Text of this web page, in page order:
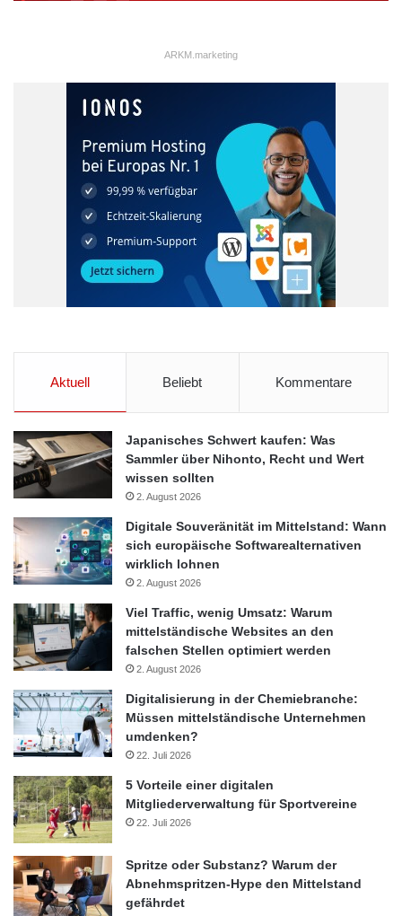
ARKM.marketing
Aktuell Beliebt Kommentare
Japanisches Schwert kaufen: Was
Sammler über Nihonto, Recht und Wert
wissen sollten
2. August 2026
Digitale Souveränität im Mittelstand: Wann
sich europäische Softwarealternativen
wirklich lohnen
2. August 2026
Viel Traffic, wenig Umsatz: Warum
mittelständische Websites an den
falschen Stellen optimiert werden
2. August 2026
Digitalisierung in der Chemiebranche:
Müssen mittelständische Unternehmen
umdenken?
22. Juli 2026
5 Vorteile einer digitalen
Mitgliederverwaltung für Sportvereine
22. Juli 2026
Spritze oder Substanz? Warum der
Abnehmspritzen-Hype den Mittelstand
gefährdet